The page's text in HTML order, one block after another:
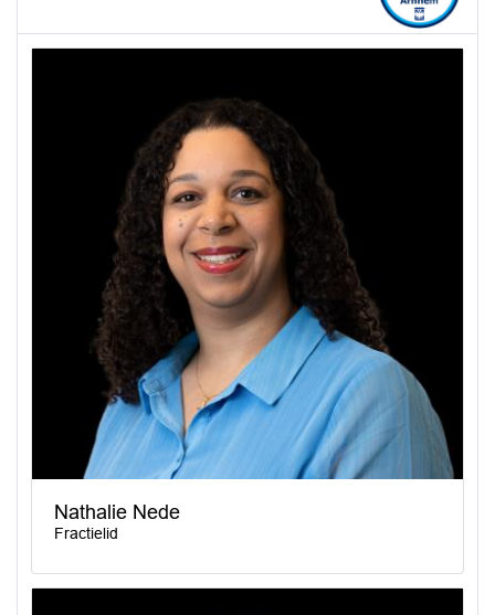
Nathalie Nede
Fractielid